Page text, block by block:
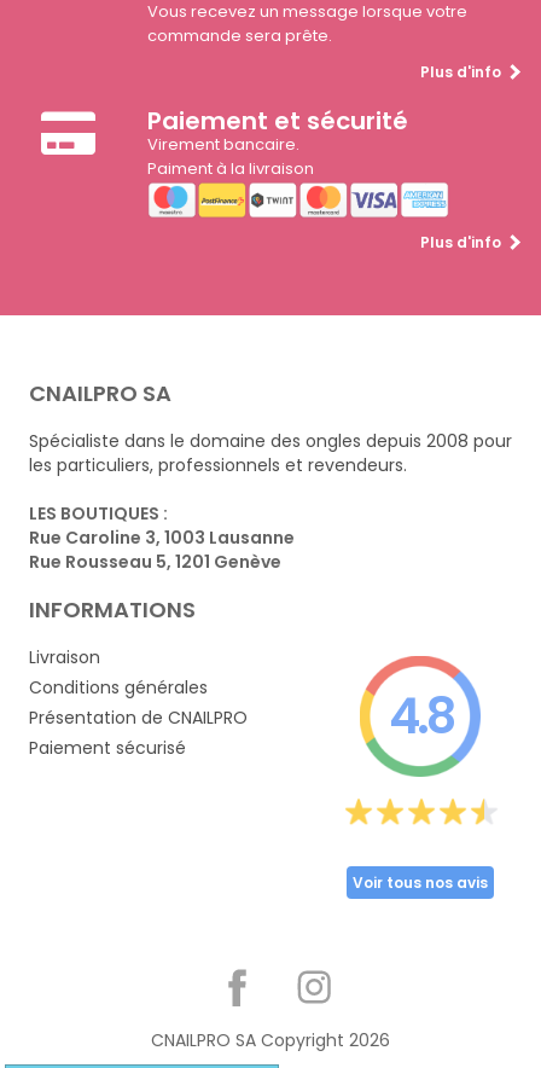
Vous recevez un message lorsque votre
commande sera prête.
Plus d'info
Paiement et sécurité
Virement bancaire.
Paiment à la livraison
Plus d'info
CNAILPRO SA
Spécialiste dans le domaine des ongles depuis 2008 pour
les particuliers, professionnels et revendeurs.
LES BOUTIQUES :
Rue Caroline 3, 1003 Lausanne
Rue Rousseau 5, 1201 Genève
INFORMATIONS
Livraison
Conditions générales
Présentation de CNAILPRO
Paiement sécurisé
4.8
Voir tous nos avis
CNAILPRO SA Copyright 2026